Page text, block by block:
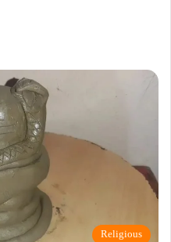
Religious